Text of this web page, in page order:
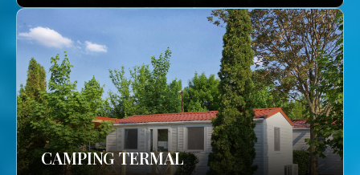
CAMPING TERMAL